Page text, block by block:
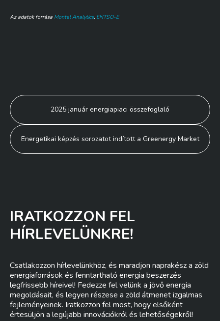
Az adatok forrása Montel Analytics, ENTSO-E
Bejegyzés
navigáció
2025 január energiapiaci összefoglaló
Energetikai képzés sorozatot indított a Greenergy Market
IRATKOZZON FEL
HÍRLEVELÜNKRE!
Csatlakozzon hírlevelünkhöz, és maradjon naprakész a zöld
energiaforrások és fenntartható energia beszerzés
legfrissebb híreivel! Fedezze fel velünk a jövő energia
megoldásait, és legyen részese a zöld átmenet izgalmas
fejleményeinek. Iratkozzon fel most, hogy elsőként
értesüljön a legújabb innovációkról és lehetőségekről!